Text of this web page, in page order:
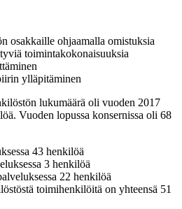
osakkaille ohjaamalla omistuksia
toimintakokonaisuuksia
ylläpitäminen
lukumäärä oli vuoden 2017
Vuoden lopussa konsernissa oli 68
43 henkilöä
3 henkilöä
22 henkilöä
toimihenkilöitä on yhteensä 51